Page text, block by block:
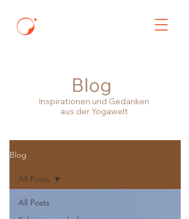
Blog
Inspirationen und Gedanken
aus der Yogawelt
Blog
All Posts
All Posts